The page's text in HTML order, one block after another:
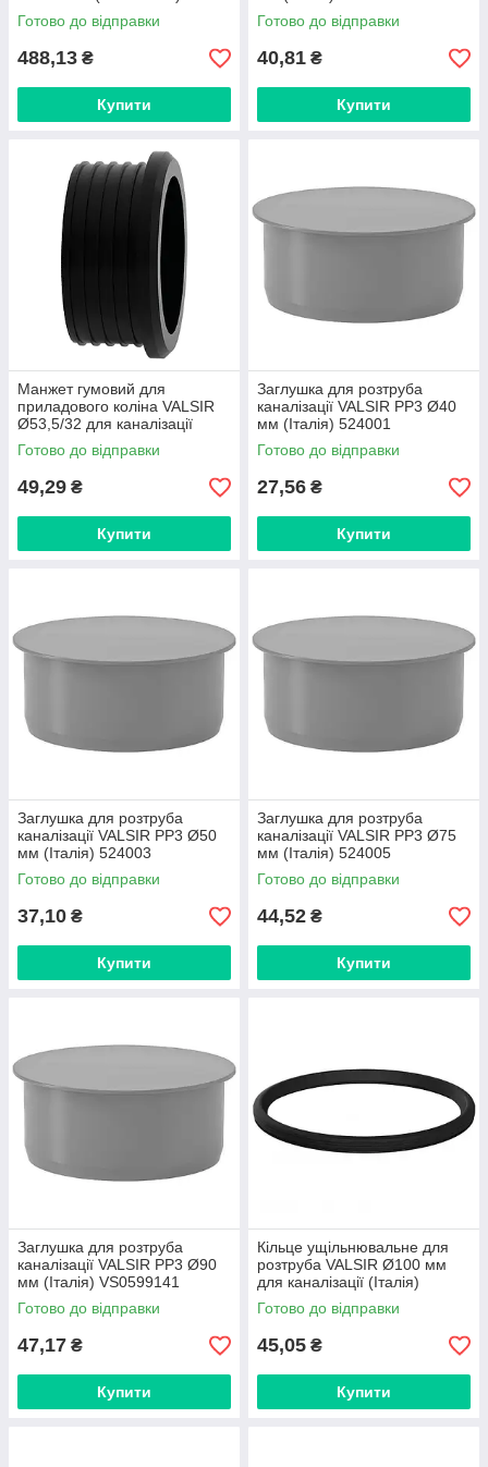
Готово до відправки
488,13 ₴
Купити
Готово до відправки
40,81 ₴
Купити
Манжет гумовий для
приладового коліна VALSIR
Ø53,5/32 для каналізації
(Італія) VS0523015
Готово до відправки
49,29 ₴
Купити
Заглушка для розтруба
каналізації VALSIR PP3 Ø40
мм (Італія) 524001
Готово до відправки
27,56 ₴
Купити
Заглушка для розтруба
каналізації VALSIR PP3 Ø50
мм (Італія) 524003
Готово до відправки
37,10 ₴
Купити
Заглушка для розтруба
каналізації VALSIR PP3 Ø75
мм (Італія) 524005
Готово до відправки
44,52 ₴
Купити
Заглушка для розтруба
каналізації VALSIR PP3 Ø90
мм (Італія) VS0599141
Готово до відправки
47,17 ₴
Купити
Кільце ущільнювальне для
розтруба VALSIR Ø100 мм
для каналізації (Італія)
391015
Готово до відправки
45,05 ₴
Купити